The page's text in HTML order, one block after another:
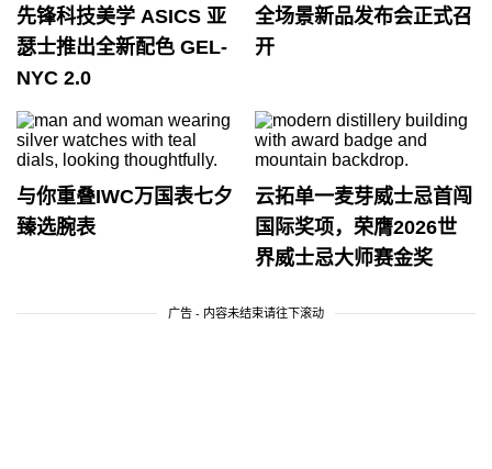
先锋科技美学 ASICS 亚
瑟士推出全新配色 GEL-
NYC 2.0
全场景新品发布会正式召
开
与你重叠IWC万国表七夕
臻选腕表
云拓单一麦芽威士忌首闯
国际奖项，荣膺2026世
界威士忌大师赛金奖
广告 - 内容未结束请往下滚动